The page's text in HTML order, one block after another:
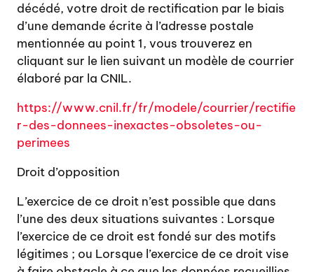
décédé, votre droit de rectification par le biais
d’une demande écrite à l’adresse postale
mentionnée au point 1, vous trouverez en
cliquant sur le lien suivant un modèle de courrier
élaboré par la CNIL.
https://www.cnil.fr/fr/modele/courrier/rectifie
r-des-donnees-inexactes-obsoletes-ou-
perimees
Droit d’opposition
L’exercice de ce droit n’est possible que dans
l’une des deux situations suivantes : Lorsque
l’exercice de ce droit est fondé sur des motifs
légitimes ; ou Lorsque l’exercice de ce droit vise